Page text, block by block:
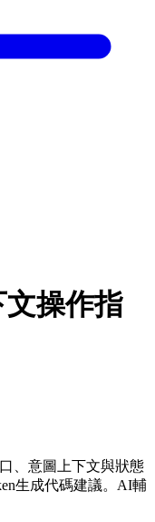
操作指
、意圖上下文與狀態
生成代碼建議。AI輔